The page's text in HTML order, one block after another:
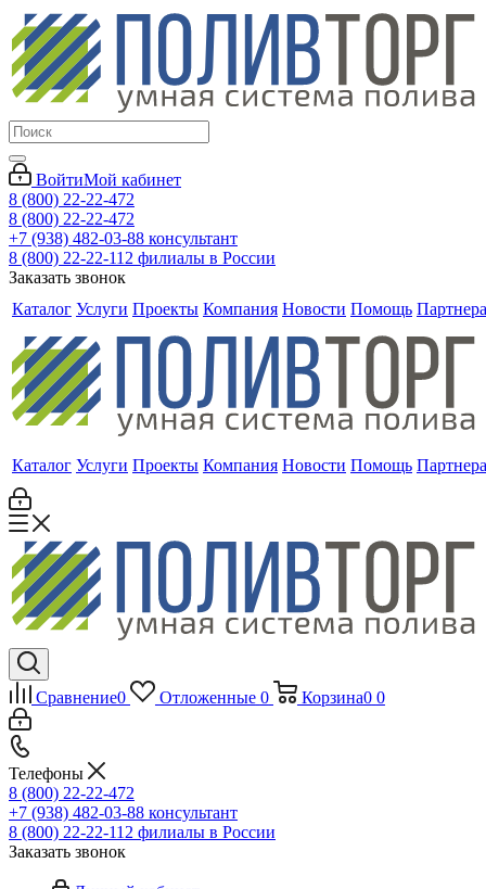
ВойтиМой кабинет
8 (800) 22-22-472
8 (800) 22-22-472
+7 (938) 482-03-88 консультант
8 (800) 22-22-112 филиалы в России
Заказать звонок
Каталог Услуги Проекты Компания Новости Помощь
Каталог Услуги Проекты Компания Новости Помощь
Сравнение0 Отложенные 0 Корзина0 0
Телефоны
8 (800) 22-22-472
+7 (938) 482-03-88 консультант
8 (800) 22-22-112 филиалы в России
Заказать звонок